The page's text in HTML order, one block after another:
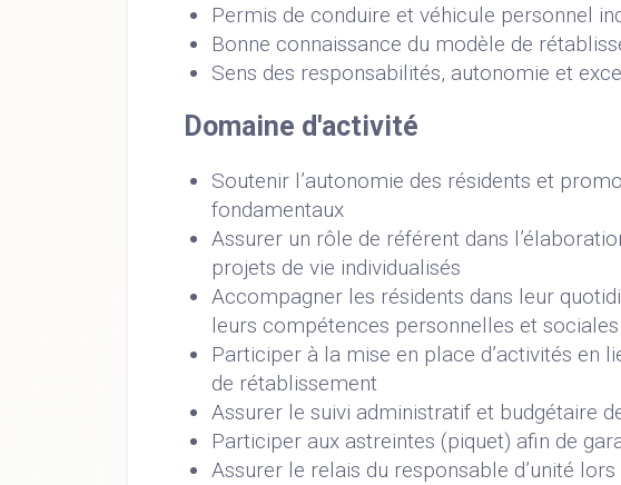
Permis de conduire et véhicule personnel
Bonne connaissance du modèle de
Sens des responsabilités, autonomie et
Domaine d'activité
Soutenir l’autonomie des résidents et
fondamentaux
Assurer un rôle de référent dans
projets de vie individualisés
Accompagner les résidents dans leur
leurs compétences personnelles et sociales
Participer à la mise en place d’activités en
de rétablissement
Assurer le suivi administratif et budgétaire
Participer aux astreintes (piquet) afin de
Assurer le relais du responsable d’unité